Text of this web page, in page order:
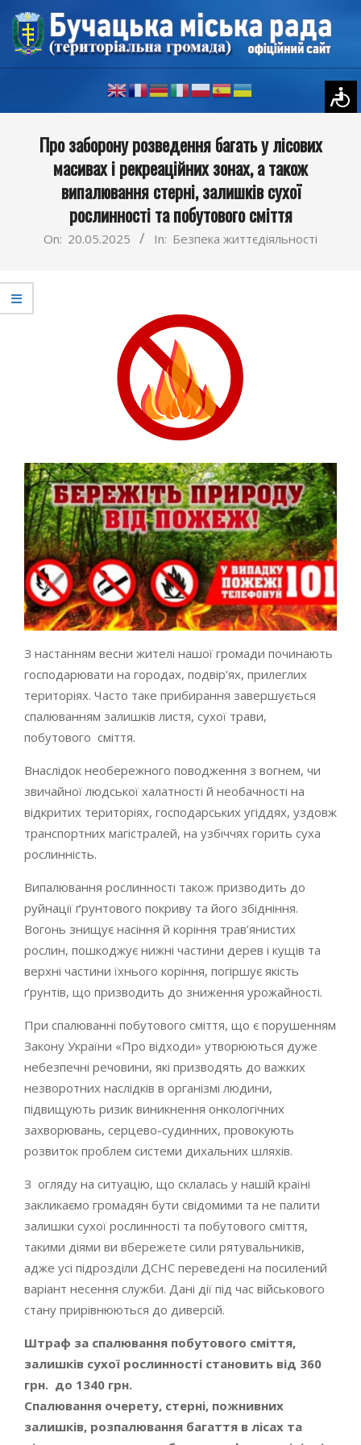
Skip
content
NavigationПро заборону розведення багать у лісових
масивах і рекреаційних зонах, а також
випалювання стерні, залишків сухої
рослинності та побутового сміття
On: 20.05.2025 In: Безпека життєдіяльності
З настанням весни жителі нашої громади починають
господарювати на городах, подвір’ях, прилеглих
територіях. Часто таке прибирання завершується
спалюванням залишків листя, сухої трави,
побутового сміття.
Внаслідок необережного поводження з вогнем, чи
звичайної людської халатності й необачності на
відкритих територіях, господарських угіддях, уздовж
транспортних магістралей, на узбіччях горить суха
рослинність.
Випалювання рослинності також призводить до
руйнації ґрунтового покриву та його збідніння.
Вогонь знищує насіння й коріння трав’янистих
рослин, пошкоджує нижні частини дерев і кущів та
верхні частини їхнього коріння, погіршує якість
ґрунтів, що призводить до зниження урожайності.
При спалюванні побутового сміття, що є порушенням
Закону України «Про відходи» утворюються дуже
небезпечні речовини, які призводять до важких
незворотних наслідків в організмі людини,
підвищують ризик виникнення онкологічних
захворювань, серцево-судинних, провокують
розвиток проблем системи дихальних шляхів.
З огляду на ситуацію, що склалась у нашій країні
закликаємо громадян бути свідомими та не палити
залишки сухої рослинності та побутового сміття,
такими діями ви вбережете сили рятувальників,
адже усі підрозділи ДСНС переведені на посилений
варіант несення служби. Дані дії під час військового
стану прирівнюються до диверсій.
Штраф за спалювання побутового сміття,
залишків сухої рослинності становить від 360
грн. до 1340 грн.
Спалювання очерету, стерні, пожнивних
залишків, розпалювання багаття в лісах та